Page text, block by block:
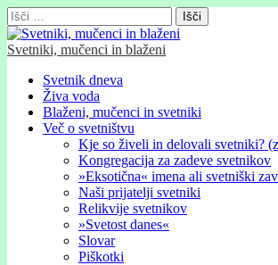
Išči:
Svetniki, mučenci in blaženi
Glavni
meni
Skip
content
Svetnik dneva
Živa voda
Blaženi, mučenci in svetniki
Več o svetništvu
Kje so živeli in delovali svetniki?
Kongregacija za zadeve svetnikov
»Eksotična« imena ali svetniški
Naši prijatelji svetniki
Relikvije svetnikov
»Svetost danes«
Slovar
Piškotki